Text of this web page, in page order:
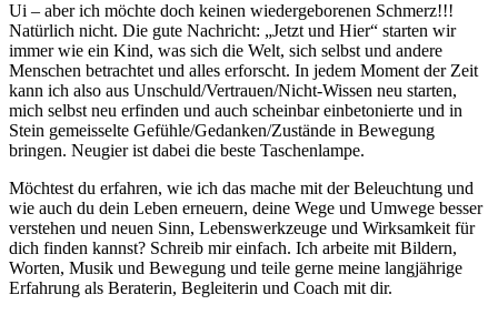
Ui – aber ich möchte doch keinen wiedergeborenen Schmerz!!!
Natürlich nicht. Die gute Nachricht: „Jetzt und Hier“ starten wir
immer wie ein Kind, was sich die Welt, sich selbst und andere
Menschen betrachtet und alles erforscht. In jedem Moment der Zeit
kann ich also aus Unschuld/Vertrauen/Nicht-Wissen neu starten,
mich selbst neu erfinden und auch scheinbar einbetonierte und in
Stein gemeisselte Gefühle/Gedanken/Zustände in Bewegung
bringen. Neugier ist dabei die beste Taschenlampe.
Möchtest du erfahren, wie ich das mache mit der Beleuchtung und
wie auch du dein Leben erneuern, deine Wege und Umwege besser
verstehen und neuen Sinn, Lebenswerkzeuge und Wirksamkeit für
dich finden kannst? Schreib mir einfach. Ich arbeite mit Bildern,
Worten, Musik und Bewegung und teile gerne meine langjährige
Erfahrung als Beraterin, Begleiterin und Coach mit dir.